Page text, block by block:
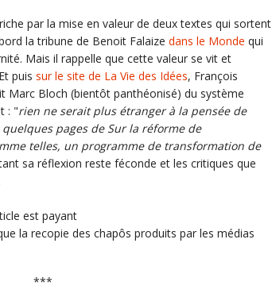
par la mise en valeur de deux textes qui sortent
la tribune de Benoit Falaize dans le Monde qui
Mais il rappelle que cette valeur se vit et
puis sur le site de La Vie des Idées, François
Marc Bloch (bientôt panthéonisé) du système
: "rien ne serait plus étranger à la pensée de
pages de Sur la réforme de
telles, un programme de transformation de
sa réflexion reste féconde et les critiques que
est payant
la recopie des chapôs produits par les médias
***